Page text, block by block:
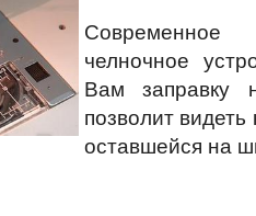
Современное
челночное
Вам заправку
позволит видеть
оставшейся на